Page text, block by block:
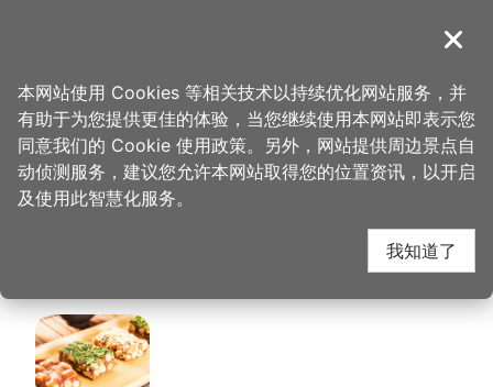
導覽
首页 > 想去的地方 > 美食、购物 > 健康手作专卖店
健康手作专卖店 周边店
家
关闭
本网站使用 Cookies 等相关技术以持续优化网站服务，并
有助于为您提供更佳的体验，当您继续使用本网站即表示您
同意我们的 Cookie 使用政策。另外，网站提供周边景点自
动侦测服务，建议您允许本网站取得您的位置资讯，以开启
及使用此智慧化服务。
我知道了